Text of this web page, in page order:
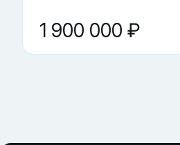
1 900 000 ₽